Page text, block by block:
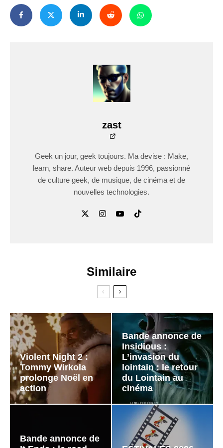
zast
Geek un jour, geek toujours. Ma devise : Make,
learn, share. Auteur web depuis 1996, passionné
de culture geek, de musique, de cinéma et de
nouvelles technologies.
Similaire
Violent Night 2 :
Tommy Wirkola
prolonge Noël en
action
Bande annonce de
Insidious :
L’invasion du
lointain : le retour
du Lointain au
cinéma
Bande annonce de